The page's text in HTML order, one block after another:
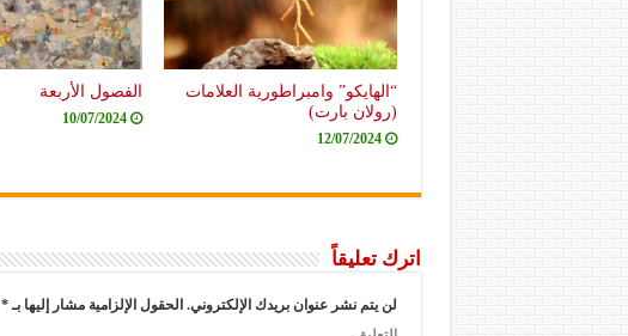
“الهايكو” وامبراطورية العلامات
(رولان بارت)
12/07/2024
الفصول الأربعة
10/07/2024
اترك تعليقاً
لن يتم نشر عنوان بريدك الإلكتروني. الحقول الإلزامية مشار إليها بـ*